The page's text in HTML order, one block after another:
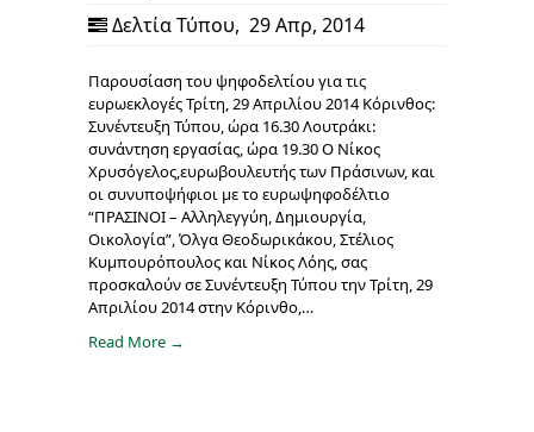
Δελτία Τύπου, 29 Απρ, 2014
Παρουσίαση του ψηφοδελτίου για τις
ευρωεκλογές Τρίτη, 29 Απριλίου 2014 Κόρινθος:
Συνέντευξη Τύπου, ώρα 16.30 Λουτράκι:
συνάντηση εργασίας, ώρα 19.30 Ο Νίκος
Χρυσόγελος,ευρωβουλευτής των Πράσινων, και
οι συνυποψήφιοι με το ευρωψηφοδέλτιο
“ΠΡΑΣΙΝΟΙ – Αλληλεγγύη, Δημιουργία,
Οικολογία”, Όλγα Θεοδωρικάκου, Στέλιος
Κυμπουρόπουλος και Νίκος Λόης, σας
προσκαλούν σε Συνέντευξη Τύπου την Τρίτη, 29
Απριλίου 2014 στην Κόρινθο,…
Read More →